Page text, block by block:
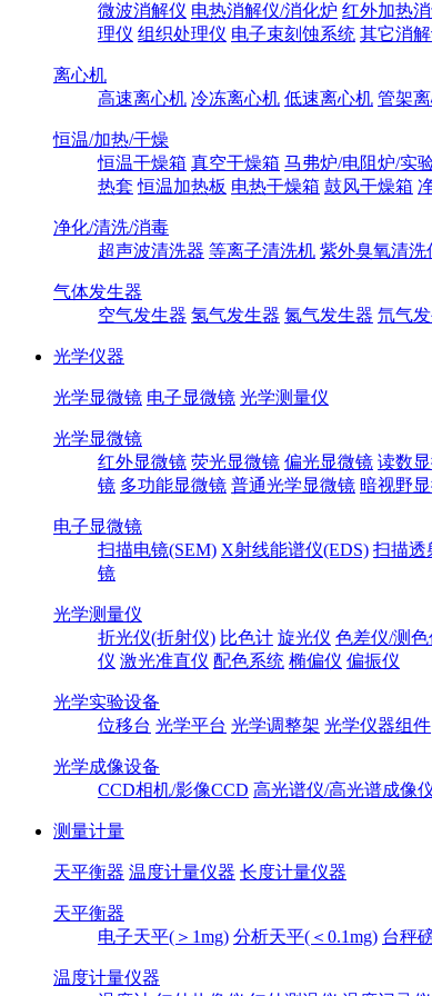
微波消解仪 电热消解仪/消化炉 红外加热
理仪 组织处理仪 电子束刻蚀系统 其它消
离心机
高速离心机 冷冻离心机 低速离心机 管架
恒温/加热/干燥
恒温干燥箱 真空干燥箱 马弗炉/电阻炉/实
热套 恒温加热板 电热干燥箱 鼓风干燥箱
净化/清洗/消毒
超声波清洗器 等离子清洗机 紫外臭氧清洗
气体发生器
空气发生器 氢气发生器 氮气发生器 氘气
光学仪器
光学显微镜 电子显微镜 光学测量仪
光学显微镜
红外显微镜 荧光显微镜 偏光显微镜 读数
镜 多功能显微镜 普通光学显微镜 暗视野
电子显微镜
扫描电镜(SEM) X射线能谱仪(EDS) 扫描透
镜
光学测量仪
折光仪(折射仪) 比色计 旋光仪 色差仪/测色
仪 激光准直仪 配色系统 椭偏仪 偏振仪
光学实验设备
位移台 光学平台 光学调整架 光学仪器组件
光学成像设备
CCD相机/影像CCD 高光谱仪/高光谱成像
测量计量
天平衡器 温度计量仪器 长度计量仪器
天平衡器
电子天平(＞1mg) 分析天平(＜0.1mg) 台秤
温度计量仪器